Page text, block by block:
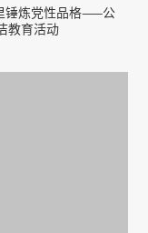
锤炼党性品格——公
教育活动